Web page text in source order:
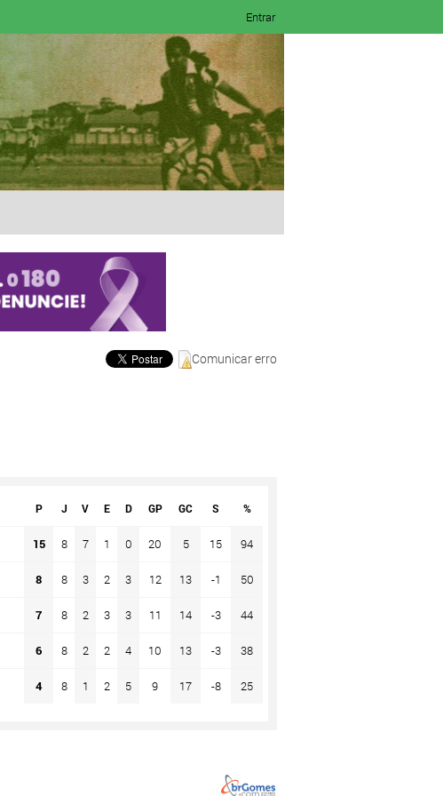
Entrar
Comunicar erro
P J V E D GP GC S %
15 8 7 1 0 20 5 15 94
8 8 3 2 3 12 13 -1 50
7 8 2 3 3 11 14 -3 44
6 8 2 2 4 10 13 -3 38
4 8 1 2 5 9 17 -8 25